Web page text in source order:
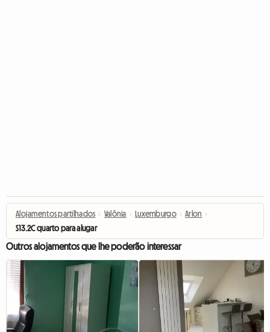
Alojamentos partilhados › Valônia › Luxemburgo › Arlon ›
S13.2C quarto para alugar
Outros alojamentos que lhe poderão interessar